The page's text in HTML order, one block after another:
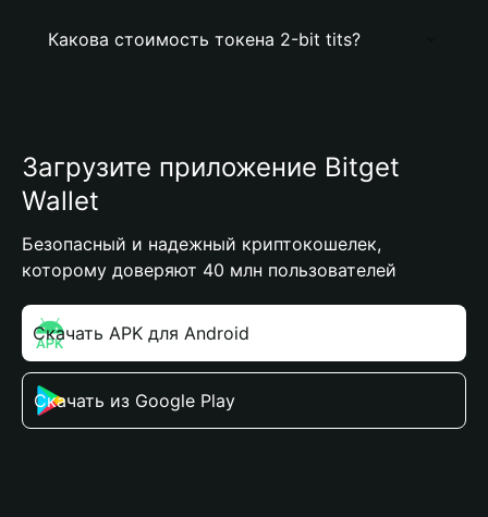
Какова стоимость токена 2-bit tits?
Загрузите приложение Bitget
Wallet
Безопасный и надежный криптокошелек,
которому доверяют 40 млн пользователей
Скачать APK для Android
Скачать из Google Play